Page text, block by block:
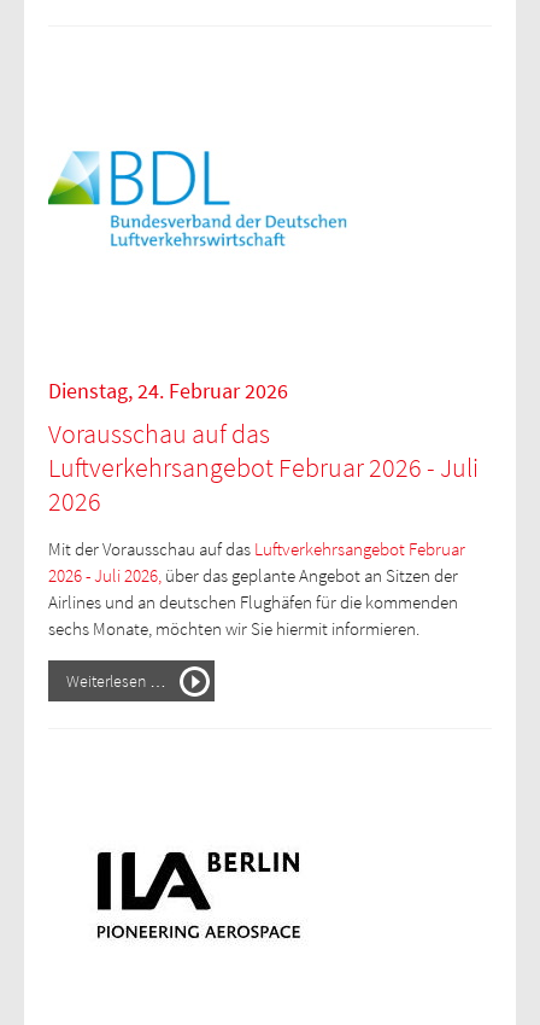
Dienstag, 24. Februar 2026
Vorausschau auf das
Luftverkehrsangebot Februar 2026 - Juli
2026
Mit der Vorausschau auf das Luftverkehrsangebot Februar
2026 - Juli 2026, über das geplante Angebot an Sitzen der
Airlines und an deutschen Flughäfen für die kommenden
sechs Monate, möchten wir Sie hiermit informieren.
Weiterlesen …